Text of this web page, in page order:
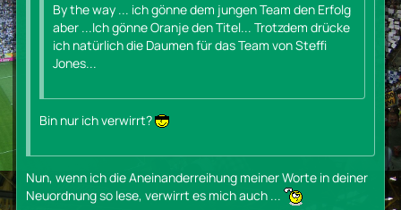
By the way ... ich gönne dem jungen Team den Erfolg
aber ...Ich gönne Oranje den Titel... Trotzdem drücke
ich natürlich die Daumen für das Team von Steffi
Jones...
Bin nur ich verwirrt?
Nun, wenn ich die Aneinanderreihung meiner Worte in deiner
Neuordnung so lese, verwirrt es mich auch ...